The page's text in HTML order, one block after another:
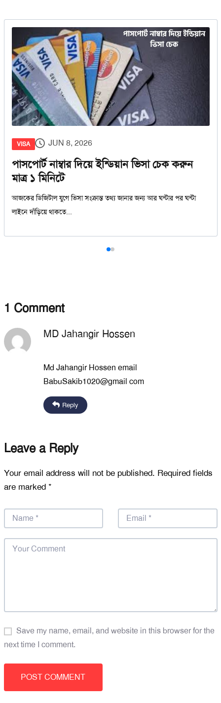
VISA JUN 8, 2026
পাসপোর্ট নাম্বার দিয়ে ইন্ডিয়ান ভিসা চেক করুন
মাত্র ১ মিনিটে
আজকের ডিজিটাল যুগে ভিসা সংক্রান্ত তথ্য জানার জন্য আর ঘন্টার পর ঘন্টা
লাইনে দাঁড়িয়ে থাকতে...
1 Comment
MD Jahangir Hossen
Md Jahangir Hossen email
BabuSakib1020@gmail com
Reply
Leave a Reply
Your email address will not be published. Required fields
are marked *
Save my name, email, and website in this browser for the
next time I comment.